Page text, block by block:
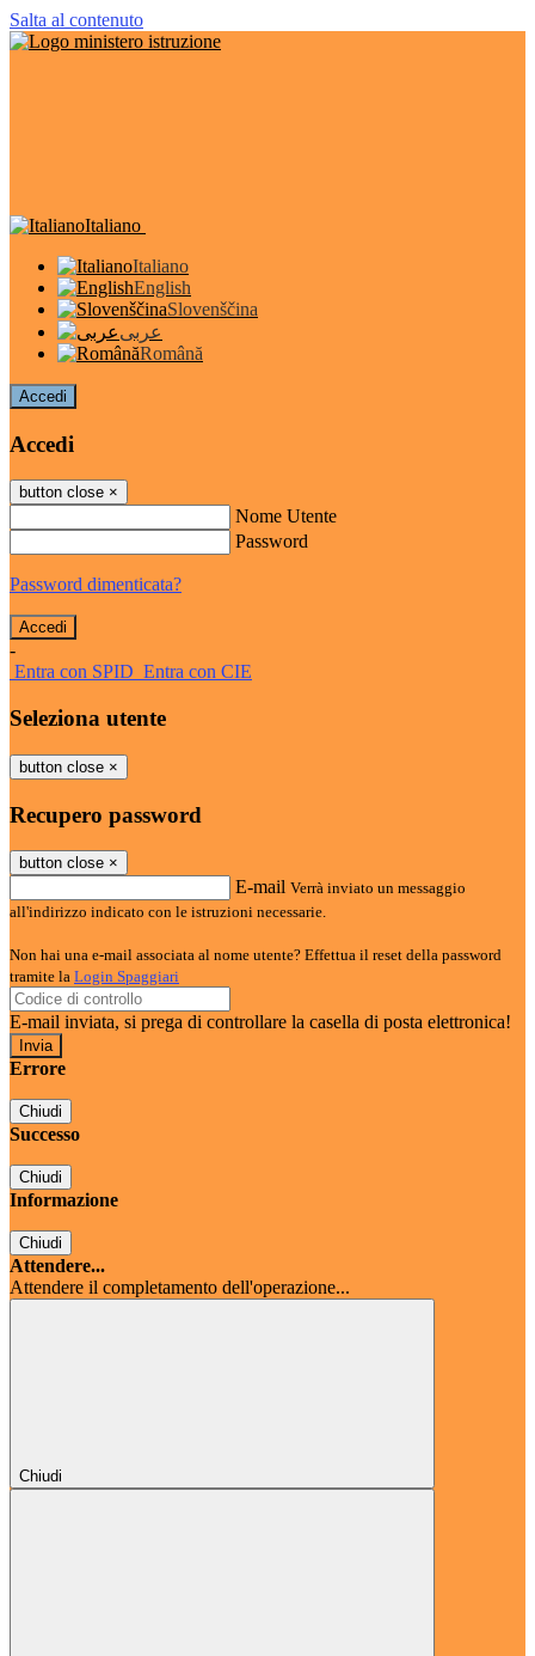
Salta al contenuto
Italiano
Italiano
English
Slovenščina
عربى
Română
Accedi
Accedi
button close ×
Nome Utente
Password
Password dimenticata?
-
Entra con SPID Entra con CIE
Seleziona utente
button close ×
Recupero password
button close ×
E-mail Verrà inviato un messaggio
all'indirizzo indicato con le istruzioni necessarie.
Non hai una e-mail associata al nome utente? Effettua il reset della password
tramite la Login Spaggiari
E-mail inviata, si prega di controllare la casella di posta elettronica!
Errore
Chiudi
Successo
Chiudi
Informazione
Chiudi
Attendere...
Attendere il completamento dell'operazione...
Chiudi